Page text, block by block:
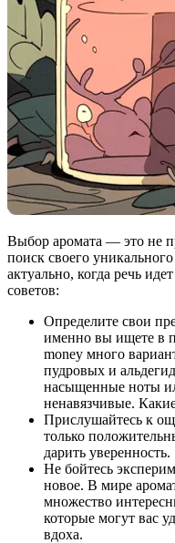
Выбор аромата — это не
поиск своего
актуально, когда речь
советов:
Определите свои
именно вы ищете в
money много
пудровых и
насыщенные ноты
ненавязчивые.
Прислушайтесь к
только
дарить уверенность.
Не бойтесь
новое. В мире
множество
которые могут вас
вдоха.